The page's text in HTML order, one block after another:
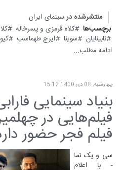
منتشرشده در سینمای ایران
برچسب‌ها
کلاه قرمزی و پسرخاله
نابینایان
سوینا ایرج طهماسب
ادامه مطلب...
چهارشنبه, 08 دی 1400 15:12
بنیاد سینمایی
فیلم‌هایی در
فیلم فجر حضور
سی و یک نما
- با اعلام